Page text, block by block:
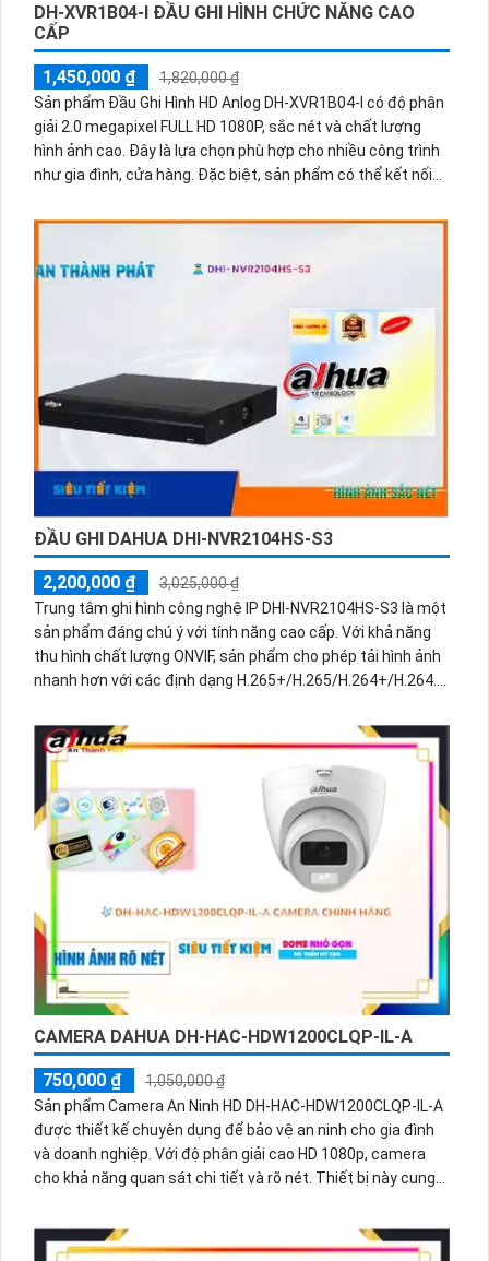
DH-XVR1B04-I ĐẦU GHI HÌNH CHỨC NĂNG CAO
CẤP
1,450,000 ₫
1,820,000 ₫
Sản phẩm Đầu Ghi Hình HD Anlog DH-XVR1B04-I có độ phân
giải 2.0 megapixel FULL HD 1080P, sắc nét và chất lượng
hình ảnh cao. Đây là lựa chọn phù hợp cho nhiều công trình
như gia đình, cửa hàng. Đặc biệt, sản phẩm có thể kết nối
sáng. Đầu ghi còn có 1 HDD để lưu trữ dữ liệu. Ngoài ra, sản
cho các công trình dân dụng. Đặc biệt, sản phẩm tích hợp
ĐẦU GHI DAHUA DHI-NVR2104HS-S3
2,200,000 ₫
3,025,000 ₫
Trung tâm ghi hình công nghệ IP DHI-NVR2104HS-S3 là một
sản phẩm đáng chú ý với tính năng cao cấp. Với khả năng
thu hình chất lượng ONVIF, sản phẩm cho phép tải hình ảnh
nhanh hơn với các định dạng H.265+/H.265/H.264+/H.264.
sáng một cách đáng kể. Đồng thời, trung tâm ghi hình cũng
hỗ trợ băng thông lên đến 80 Mbps và công nghệ thiếu
sáng tiên tiến. Sản phẩm được trang bị 1 HDD để lưu trữ dữ
liệu đáng tin cậy.
CAMERA DAHUA DH-HAC-HDW1200CLQP-IL-A
750,000 ₫
1,050,000 ₫
Sản phẩm Camera An Ninh HD DH-HAC-HDW1200CLQP-IL-A
được thiết kế chuyên dụng để bảo vệ an ninh cho gia đình
và doanh nghiệp. Với độ phân giải cao HD 1080p, camera
cho khả năng quan sát chi tiết và rõ nét. Thiết bị này cung
ngoại thông minh. Camera còn tích hợp công nghệ chống
ngược sáng và giảm nhiễu kỹ thuật số, mang lại hình ảnh